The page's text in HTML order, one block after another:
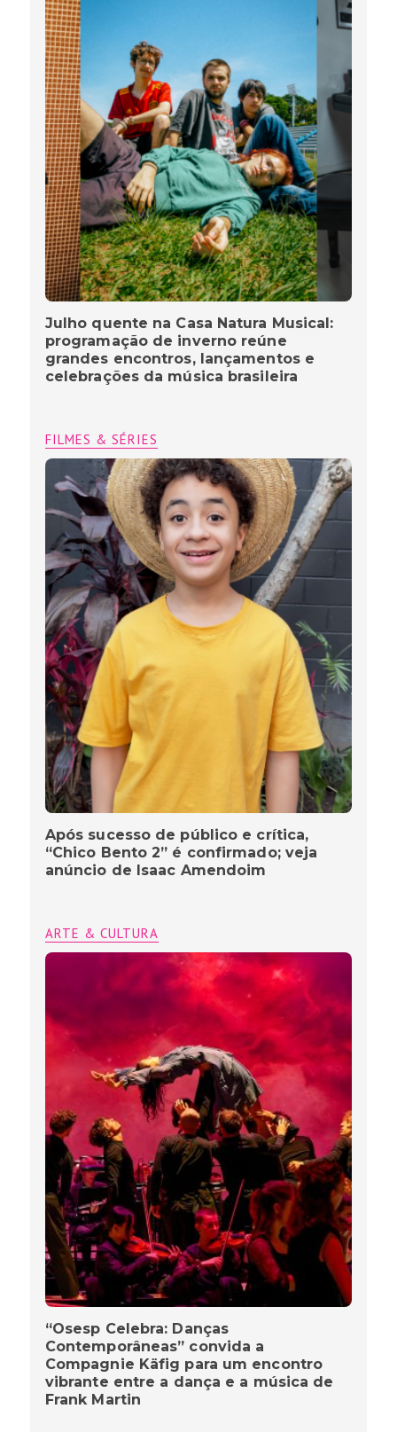
Julho quente na Casa Natura Musical:
programação de inverno reúne
grandes encontros, lançamentos e
celebrações da música brasileira
FILMES & SÉRIES
Após sucesso de público e crítica,
“Chico Bento 2” é confirmado; veja
anúncio de Isaac Amendoim
ARTE & CULTURA
“Osesp Celebra: Danças
Contemporâneas” convida a
Compagnie Käfig para um encontro
vibrante entre a dança e a música de
Frank Martin